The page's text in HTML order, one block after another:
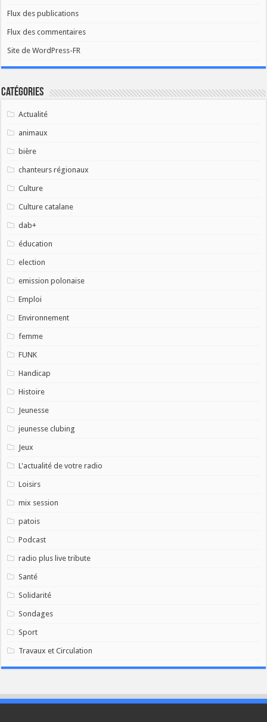
Flux des publications
Flux des commentaires
Site de WordPress-FR
Catégories
Actualité
animaux
bière
chanteurs régionaux
Culture
Culture catalane
dab+
éducation
election
emission polonaise
Emploi
Environnement
femme
FUNK
Handicap
Histoire
Jeunesse
jeunesse clubing
Jeux
L'actualité de votre radio
Loisirs
mix session
patois
Podcast
radio plus live tribute
Santé
Solidarité
Sondages
Sport
Travaux et Circulation